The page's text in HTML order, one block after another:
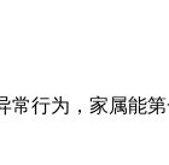
行为，家属能